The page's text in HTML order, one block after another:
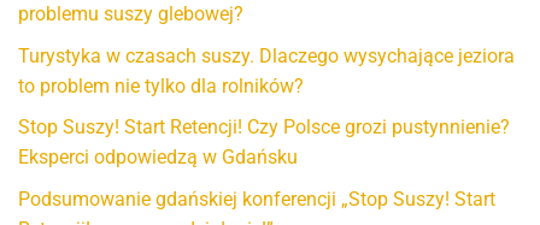
problemu suszy glebowej?
Turystyka w czasach suszy. Dlaczego wysychające jeziora
to problem nie tylko dla rolników?
Stop Suszy! Start Retencji! Czy Polsce grozi pustynnienie?
Eksperci odpowiedzą w Gdańsku
Podsumowanie gdańskiej konferencji „Stop Suszy! Start